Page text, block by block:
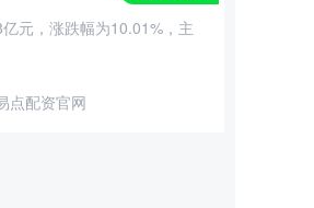
元，涨跌幅为10.01%，主
点配资官网